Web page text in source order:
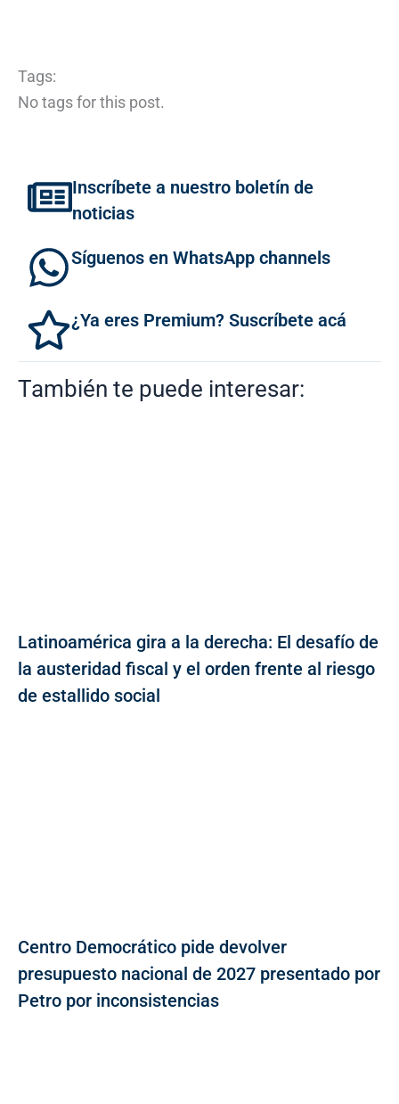
Tags:
No tags for this post.
Inscríbete a nuestro boletín de
noticias
Síguenos en WhatsApp channels
¿Ya eres Premium? Suscríbete acá
También te puede interesar:
Latinoamérica gira a la derecha: El desafío de
la austeridad fiscal y el orden frente al riesgo
de estallido social
Centro Democrático pide devolver
presupuesto nacional de 2027 presentado por
Petro por inconsistencias